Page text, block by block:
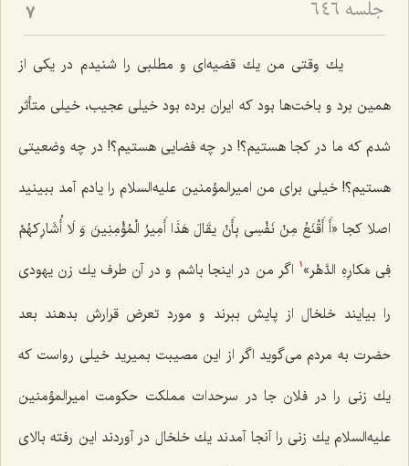
جلسه ۶۴۶ 7
یك وقتی من یك قضیه‌ای و مطلبی را شنیدم در یكی از
همین برد و باخت‌ها بود كه ایران برده بود خیلی عجیب، خیلی متأثر
شدم كه ما در كجا هستیم؟! در چه فضایی هستیم؟! در چه وضعیتی
هستیم؟! خیلی برای من امیرالمؤمنین علیه‌السلام را یادم آمد ببینید
اصلا كجا «أَ أَقْنَعُ مِنْ نَفْسِی بِأَنْ یقَالَ هَذَا أَمِیرُ الْمُؤْمِنِینَ وَ لَا أُشَارِکهُمْ
فِی مَکارِهِ الدَّهْر» 1
اگر من در اینجا باشم و در آن طرف یك زن یهودی
را بیایند خلخال از پایش ببرند و مورد تعرض قرارش بدهند بعد
حضرت به مردم می‌گوید اگر از این مصیبت بمیرید خیلی رواست كه
یك زنی را در فلان جا در سرحدات مملكت حكومت امیرالمؤمنین
علیه‌السلام یك زنی را آنجا آمدند یك خلخال در آوردند این رفته بالای